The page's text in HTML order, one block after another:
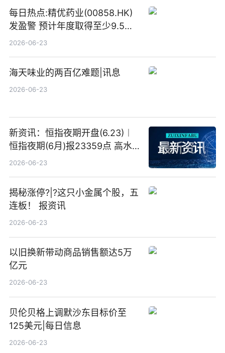
每日热点:精优药业(00858.HK)
发盈警 预计年度取得至少9.5亿
港元的亏损 同比盈转亏
2026-06-23
海天味业的两百亿难题|讯息
2026-06-23
新资讯：恒指夜期开盘(6.23)︱
恒指夜期(6月)报23359点 高水
23点
2026-06-23
揭秘涨停?|?这只小金属个股，五
连板！ 报资讯
2026-06-23
以旧换新带动商品销售额达5万
亿元
2026-06-23
贝伦贝格上调默沙东目标价至
125美元|每日信息
2026-06-23